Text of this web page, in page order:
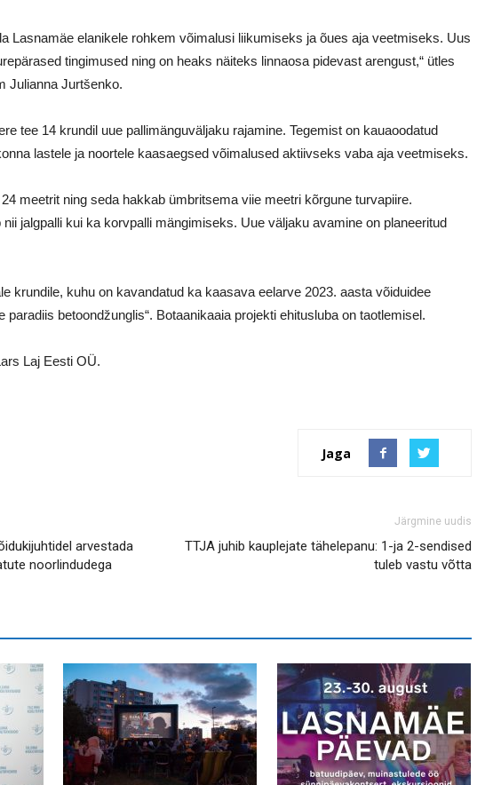
Lasnamäe elanikele rohkem võimalusi liikumiseks ja õues aja veetmiseks. Uus
tingimused ning on heaks näiteks linnaosa pidevast arengust,“ ütles
Julianna Jurtšenko.
tee 14 krundil uue pallimänguväljaku rajamine. Tegemist on kauaoodatud
lastele ja noortele kaasaegsed võimalused aktiivseks vaba aja veetmiseks.
meetrit ning seda hakkab ümbritsema viie meetri kõrgune turvapiire.
nii jalgpalli kui ka korvpalli mängimiseks. Uue väljaku avamine on planeeritud
krundile, kuhu on kavandatud ka kaasava eelarve 2023. aasta võiduidee
paradiis betoondžunglis“. Botaanikaaia projekti ehitusluba on taotlemisel.
Laj Eesti OÜ.
Jaga
arvestada
noorlindudega
Järgmine uudis
TTJA juhib kauplejate tähelepanu: 1-ja 2-sendised
tuleb vastu võtta